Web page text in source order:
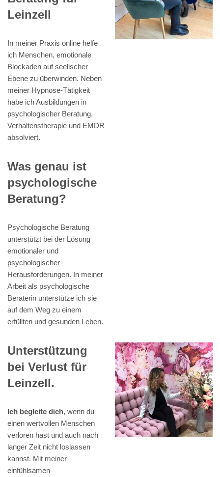
Leinzell
In meiner Praxis online helfe
ich Menschen, emotionale
Blockaden auf seelischer
Ebene zu überwinden. Neben
meiner Hypnose-Tätigkeit
habe ich Ausbildungen in
psychologischer Beratung,
Verhaltenstherapie und EMDR
absolviert.
Was genau ist
psychologische
Beratung?
Psychologische Beratung
unterstützt bei der Lösung
emotionaler und
psychologischer
Herausforderungen. In meiner
Arbeit als psychologische
Beraterin unterstütze ich sie
auf dem Weg zu einem
erfüllten und gesunden Leben.
Unterstützung
bei Verlust für
Leinzell.
Ich begleite dich, wenn du
einen wertvollen Menschen
verloren hast und auch nach
langer Zeit nicht loslassen
kannst. Mit meiner
einfühlsamen